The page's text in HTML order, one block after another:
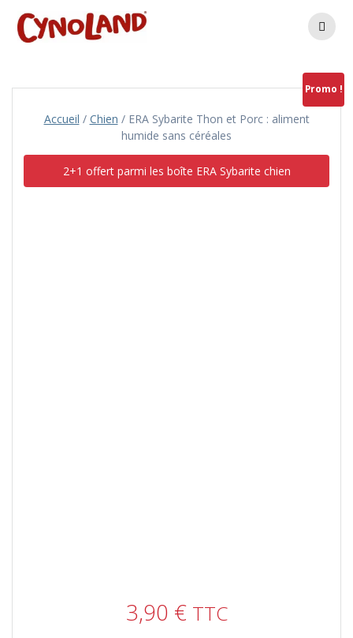
Accueil / Chien / ERA Sybarite Thon et Porc : aliment
humide sans céréales
Promo !
2+1 offert parmi les boîte ERA Sybarite chien
3,90 € TTC